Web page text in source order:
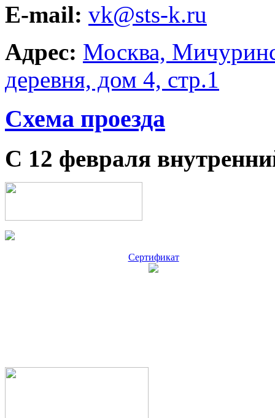
E-mail: vk@sts-k.ru
Адрес: Москва,
деревня, дом 4, стр.1
Схема проезда
С 12 февраля
Сертификат